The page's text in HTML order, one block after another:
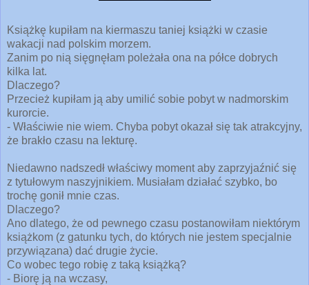
Książkę kupiłam na kiermaszu taniej książki w czasie
wakacji nad polskim morzem.
Zanim po nią sięgnęłam poleżała ona na półce dobrych
kilka lat.
Dlaczego?
Przecież kupiłam ją aby umilić sobie pobyt w nadmorskim
kurorcie.
- Właściwie nie wiem. Chyba pobyt okazał się tak atrakcyjny,
że brakło czasu na lekturę.
Niedawno nadszedł właściwy moment aby zaprzyjaźnić się
z tytułowym naszyjnikiem. Musiałam działać szybko, bo
trochę gonił mnie czas.
Dlaczego?
Ano dlatego, że od pewnego czasu postanowiłam niektórym
książkom (z gatunku tych, do których nie jestem specjalnie
przywiązana) dać drugie życie.
Co wobec tego robię z taką książką?
- Biorę ją na wczasy,